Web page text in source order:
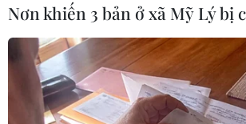
Nơn khiến 3 bản ở xã Mỹ Lý bị